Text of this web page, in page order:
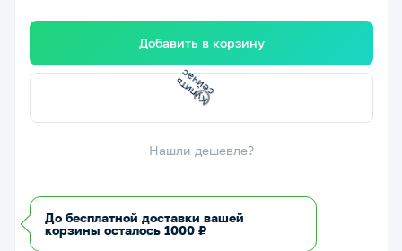
Добавить в корзину
К
у
п
и
т
ь
с
е
й
ч
а
с
Нашли дешевле?
До бесплатной доставки вашей
корзины осталось 1000 ₽